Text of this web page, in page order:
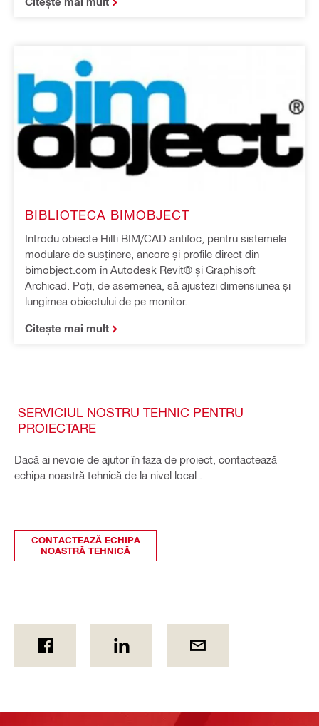
BIBLIOTECA BIMOBJECT
Introdu obiecte Hilti BIM/CAD antifoc, pentru sistemele
modulare de susținere, ancore și profile direct din
bimobject.com în Autodesk Revit® și Graphisoft
Archicad. Poți, de asemenea, să ajustezi dimensiunea și
lungimea obiectului de pe monitor.
Citește mai mult
SERVICIUL NOSTRU TEHNIC PENTRU
PROIECTARE
Dacă ai nevoie de ajutor în faza de proiect, contactează
echipa noastră tehnică de la nivel local .
CONTACTEAZĂ ECHIPA
NOASTRĂ TEHNICĂ